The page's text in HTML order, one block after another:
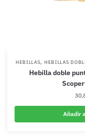
HEBILLAS, HEBILLAS
Hebilla doble
Añadir